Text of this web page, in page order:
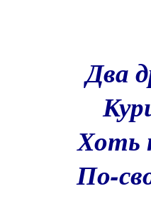
Два
Хоть
По-